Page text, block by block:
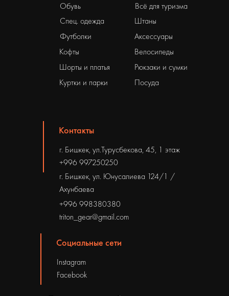
Контакты
г. Бишкек, ул.Турусбекова, 45, 1 этаж
г. Бишкек, ул. Юнусалиева 124/1 /
Ахунбаева
+996 998380380
triton_gear@gmail.com
+996 997250250
Обувь
Штаны
Рюкзаки и сумки
Всё для туризма
Велосипеды
Аксессуары
Спец. одежда
Футболки
Куртки и парки
Кофты
Шорты и платья
Посуда
Социальные сети
Instagram
Facebook